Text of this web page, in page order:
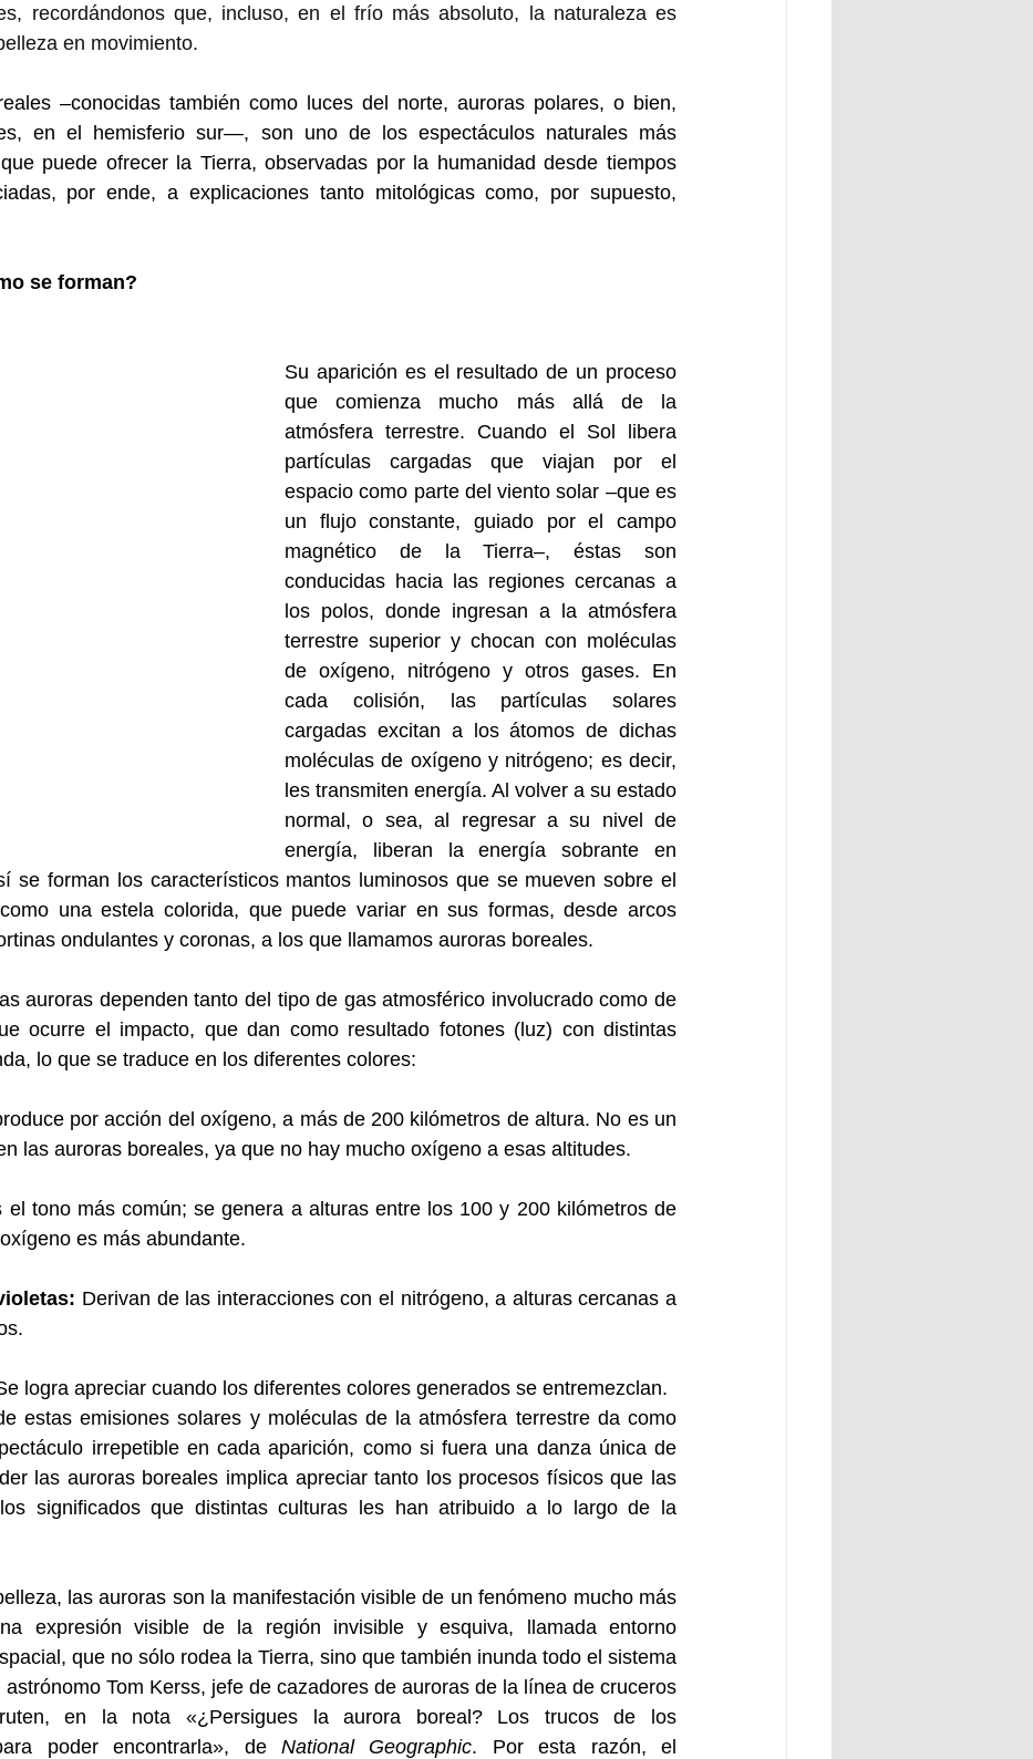
recordándonos que, incluso, en el frío más absoluto, la naturaleza es
en movimiento.
–conocidas también como luces del norte, auroras polares, o bien,
en el hemisferio sur—, son uno de los espectáculos naturales más
puede ofrecer la Tierra, observadas por la humanidad desde tiempos
por ende, a explicaciones tanto mitológicas como, por supuesto,
se forman?
Su aparición es el resultado de un proceso
que comienza mucho más allá de la
atmósfera terrestre. Cuando el Sol libera
partículas cargadas que viajan por el
espacio como parte del viento solar –que es
un flujo constante, guiado por el campo
magnético de la Tierra–, éstas son
conducidas hacia las regiones cercanas a
los polos, donde ingresan a la atmósfera
terrestre superior y chocan con moléculas
de oxígeno, nitrógeno y otros gases. En
cada colisión, las partículas solares
cargadas excitan a los átomos de dichas
moléculas de oxígeno y nitrógeno; es decir,
les transmiten energía. Al volver a su estado
normal, o sea, al regresar a su nivel de
energía, liberan la energía sobrante en
se forman los característicos mantos luminosos que se mueven sobre el
una estela colorida, que puede variar en sus formas, desde arcos
ondulantes y coronas, a los que llamamos auroras boreales.
auroras dependen tanto del tipo de gas atmosférico involucrado como de
ocurre el impacto, que dan como resultado fotones (luz) con distintas
lo que se traduce en los diferentes colores:
por acción del oxígeno, a más de 200 kilómetros de altura. No es un
las auroras boreales, ya que no hay mucho oxígeno a esas altitudes.
el tono más común; se genera a alturas entre los 100 y 200 kilómetros de
es más abundante.
Derivan de las interacciones con el nitrógeno, a alturas cercanas a
logra apreciar cuando los diferentes colores generados se entremezclan.
estas emisiones solares y moléculas de la atmósfera terrestre da como
irrepetible en cada aparición, como si fuera una danza única de
las auroras boreales implica apreciar tanto los procesos físicos que las
significados que distintas culturas les han atribuido a lo largo de la
las auroras son la manifestación visible de un fenómeno mucho más
expresión visible de la región invisible y esquiva, llamada entorno
que no sólo rodea la Tierra, sino que también inunda todo el sistema
astrónomo Tom Kerss, jefe de cazadores de auroras de la línea de cruceros
en la nota «¿Persigues la aurora boreal? Los trucos de los
poder encontrarla», de National Geographic. Por esta razón, el